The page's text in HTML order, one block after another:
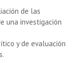
de las
una investigación
y de evaluación